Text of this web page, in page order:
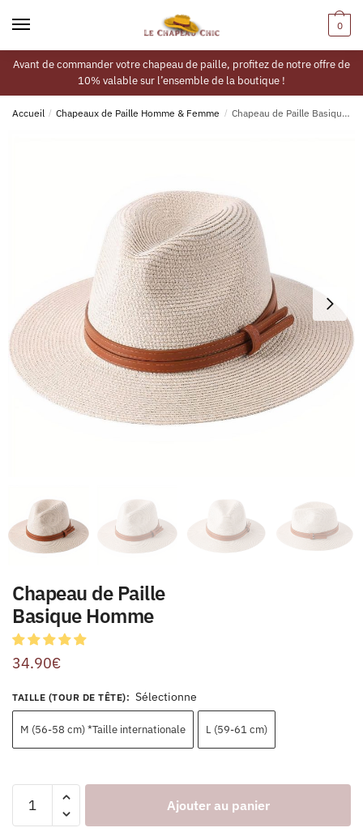
0
Avant de commander votre chapeau de paille, profitez de notre offre de
10% valable sur l’ensemble de la boutique !
Accueil / Chapeaux de Paille Homme & Femme / Chapeau de Paille Basique Homme
Chapeau de Paille
Basique Homme
34.90€
TAILLE (TOUR DE TÊTE): Sélectionne
M (56-58 cm) *Taille internationale L (59-61 cm)
Ajouter au panier